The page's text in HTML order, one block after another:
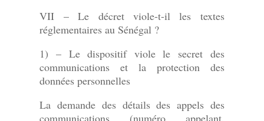
VII – Le décret viole-t-il les textes
réglementaires au Sénégal ?
1) – Le dispositif viole le secret des
communications et la protection des
données personnelles
La demande des détails des appels des